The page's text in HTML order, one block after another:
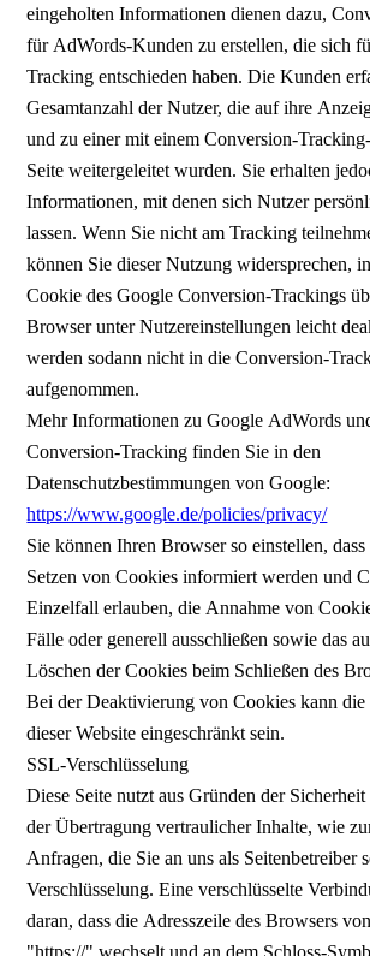
eingeholten Informationen dienen dazu,
für AdWords-Kunden zu erstellen, die sich
Tracking entschieden haben. Die Kunden
Gesamtanzahl der Nutzer, die auf ihre
und zu einer mit einem Conversion-
Seite weitergeleitet wurden. Sie erhalten
Informationen, mit denen sich Nutzer
lassen. Wenn Sie nicht am Tracking
können Sie dieser Nutzung widersprechen,
Cookie des Google Conversion-Trackings
Browser unter Nutzereinstellungen leicht
werden sodann nicht in die Conversion-
aufgenommen.
Mehr Informationen zu Google AdWords
Conversion-Tracking finden Sie in den
Datenschutzbestimmungen von Google:
https://www.google.de/policies/privacy/
Sie können Ihren Browser so einstellen,
Setzen von Cookies informiert werden und
Einzelfall erlauben, die Annahme von
Fälle oder generell ausschließen sowie das
Löschen der Cookies beim Schließen des
Bei der Deaktivierung von Cookies kann
dieser Website eingeschränkt sein.
SSL-Verschlüsselung
Diese Seite nutzt aus Gründen der
der Übertragung vertraulicher Inhalte, wie
Anfragen, die Sie an uns als Seitenbetreiber
Verschlüsselung. Eine verschlüsselte
daran, dass die Adresszeile des Browsers